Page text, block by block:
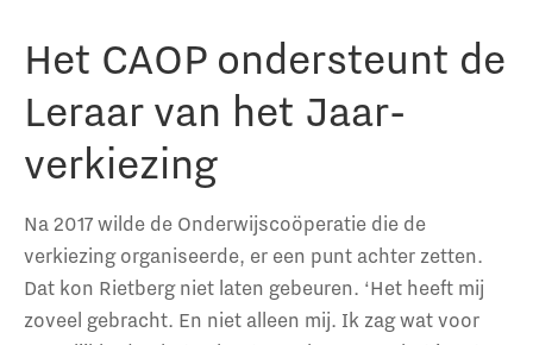
Het CAOP ondersteunt de
Leraar van het Jaar-
verkiezing
Na 2017 wilde de Onderwijscoöperatie die de
verkiezing organiseerde, er een punt achter zetten.
Dat kon Rietberg niet laten gebeuren. ‘Het heeft mij
zoveel gebracht. En niet alleen mij. Ik zag wat voor